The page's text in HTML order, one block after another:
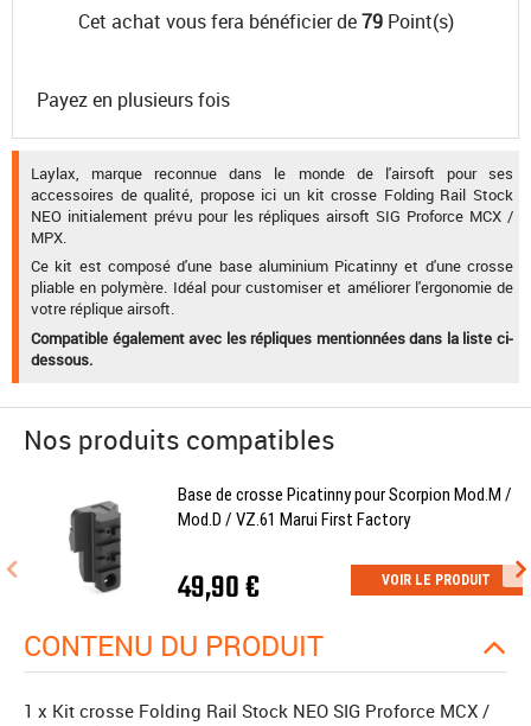
Cet achat vous fera bénéficier de79Point(s)
Payez en plusieurs fois
Laylax, marque reconnue dans le monde de l'airsoft pour ses
accessoires de qualité, propose ici un kit crosse Folding Rail Stock
NEO initialement prévu pour les répliques airsoft SIG Proforce MCX /
MPX.
Ce kit est composé d'une base aluminium Picatinny et d'une crosse
pliable en polymère. Idéal pour customiser et améliorer l'ergonomie de
votre réplique airsoft.
Compatible également avec les répliques mentionnées dans la liste ci-
dessous.
Nos produits compatibles
Base de crosse Picatinny pour Scorpion Mod.M /
Mod.D / VZ.61 Marui First Factory
49,90 € VOIR LE PRODUIT
CONTENU DU PRODUIT
1 x Kit crosse Folding Rail Stock NEO SIG Proforce MCX /